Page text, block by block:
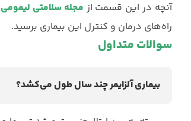
آنچه در این قسمت از مجله سلامتی لیمومی
راه‌های درمان و کنترل این بیماری برسید.
سوالات متداول
بیماری آلزایمر چند سال طول می‌کشد؟